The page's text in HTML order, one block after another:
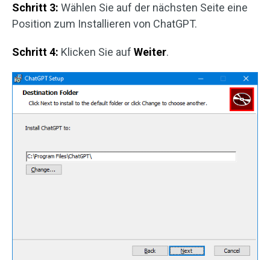
Schritt 3: Wählen Sie auf der nächsten Seite eine
Position zum Installieren von ChatGPT.
Schritt 4: Klicken Sie auf Weiter.